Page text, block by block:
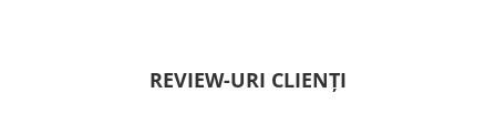
REVIEW-URI CLIENȚI